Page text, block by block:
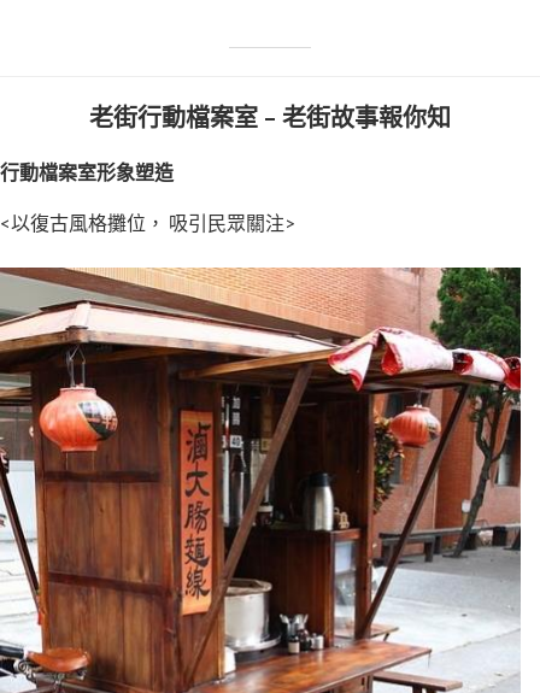
老街行動檔案室 – 老街故事報你知
行動檔案室形象塑造
<以復古風格攤位， 吸引民眾關注>